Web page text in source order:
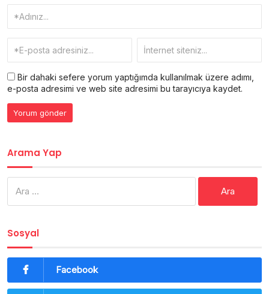
Bir dahaki sefere yorum yaptığımda kullanılmak üzere adımı,
e-posta adresimi ve web site adresimi bu tarayıcıya kaydet.
Arama Yap
Sosyal
Facebook